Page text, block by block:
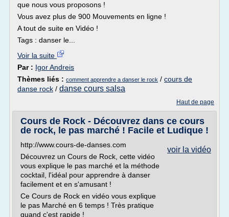
que nous vous proposons !
Vous avez plus de 900 Mouvements en ligne !
A tout de suite en Vidéo !
Tags : danser le...
Voir la suite
Par : Igor Andreis
Thèmes liés : comment apprendre a danser le rock / cours de
danse rock / danse cours salsa
Haut de page
Cours de Rock - Découvrez dans ce cours
de rock, le pas marché ! Facile et Ludique !
voir la vidéo
http://www.cours-de-danses.com
Découvrez un Cours de Rock, cette vidéo
vous explique le pas marché et la méthode
cocktail, l'idéal pour apprendre à danser
facilement et en s'amusant !
Ce Cours de Rock en vidéo vous explique
le pas Marché en 6 temps ! Très pratique
quand c'est rapide !